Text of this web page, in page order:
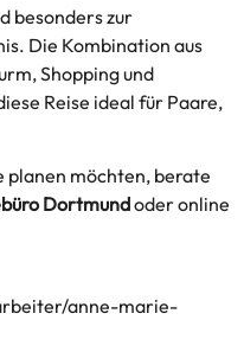
besonders zur
Die Kombination aus
Shopping und
Reise ideal für Paare,
planen möchten, berate
Dortmundoder online
anne-marie-